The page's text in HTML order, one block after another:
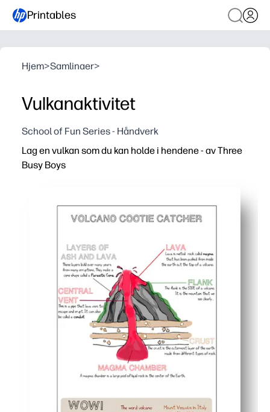
Printables
Hjem>Samlinaer>
Vulkanaktivitet
School of Fun Series - Håndverk
Lag en vulkan som du kan holde i hendene - av Three
Busy Boys